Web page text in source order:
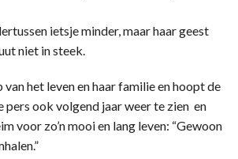
ietsje minder, maar haar geest
niet in steek.
het leven en haar familie en hoopt de
pers ook volgend jaar weer te zien en
voor zo’n mooi en lang leven: “Gewoon